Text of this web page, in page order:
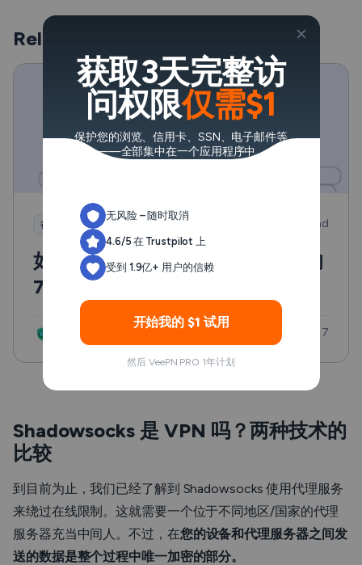
Related Posts
很高兴知道 2 min read
如何解封网站：适用于任何情况的
7 种轻松解决方案
VeePN Research Lab Updated: Feb 7
Shadowsocks 是 VPN 吗？两种技术的
比较
到目前为止，我们已经了解到 Shadowsocks 使用代理服务
来绕过在线限制。这就需要一个位于不同地区/国家的代理
服务器充当中间人。不过，在您的设备和代理服务器之间发
送的数据是整个过程中唯一加密的部分。
获取3天完整访
问权限仅需$1
保护您的浏览、信用卡、SSN、电子邮件等
——全部集中在一个应用程序中。
无风险 – 随时取消
4.6/5 在 Trustpilot 上
受到 1.9亿+ 用户的信赖
开始我的 $1 试用
然后 VeePN PRO 1年计划